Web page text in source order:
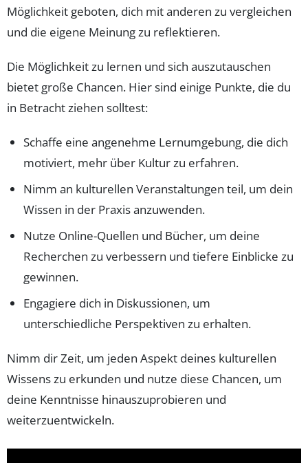
Möglichkeit geboten, dich mit anderen zu vergleichen
und die eigene Meinung zu reflektieren.
Die Möglichkeit zu lernen und sich auszutauschen
bietet große Chancen. Hier sind einige Punkte, die du
in Betracht ziehen solltest:
Schaffe eine angenehme Lernumgebung, die dich
motiviert, mehr über Kultur zu erfahren.
Nimm an kulturellen Veranstaltungen teil, um dein
Wissen in der Praxis anzuwenden.
Nutze Online-Quellen und Bücher, um deine
Recherchen zu verbessern und tiefere Einblicke zu
gewinnen.
Engagiere dich in Diskussionen, um
unterschiedliche Perspektiven zu erhalten.
Nimm dir Zeit, um jeden Aspekt deines kulturellen
Wissens zu erkunden und nutze diese Chancen, um
deine Kenntnisse hinauszuprobieren und
weiterzuentwickeln.